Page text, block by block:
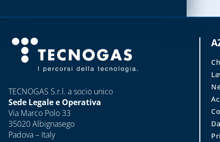
DEFANGATORI
MAGNETICI
DOSATORI DI
POLIFOSFATI
FILTRI E CARTUCCE
FILTRANTI
TECNOGAS S.r.l. a socio unico
Sede Legale e Operativa
Via Marco Polo 33
35020 Albignasego
Padova – Italy